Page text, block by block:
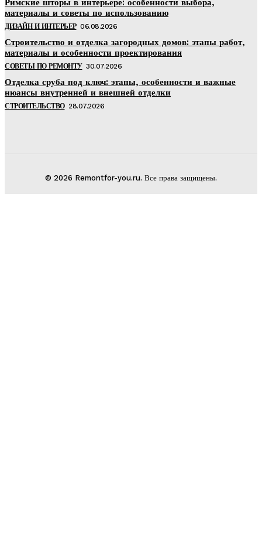
Римские шторы в интерьере: особенности выбора,
материалы и советы по использованию
ДИЗАЙН И ИНТЕРЬЕР 06.08.2026
Строительство и отделка загородных домов: этапы работ,
материалы и особенности проектирования
СОВЕТЫ ПО РЕМОНТУ 30.07.2026
Отделка сруба под ключ: этапы, особенности и важные
нюансы внутренней и внешней отделки
СТРОИТЕЛЬСТВО 28.07.2026
© 2026 Remontfor-you.ru. Все права защищены.